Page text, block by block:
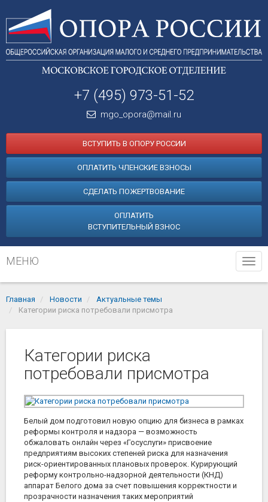
+7 (495) 973-51-52
mgo_opora@mail.ru
ВСТУПИТЬ В ОПОРУ РОССИИ
ОПЛАТИТЬ ЧЛЕНСКИЕ ВЗНОСЫ
СДЕЛАТЬ ПОЖЕРТВОВАНИЕ
ОПЛАТИТЬ
ВСТУПИТЕЛЬНЫЙ ВЗНОС
МЕНЮ
Главная Новости
Актуальные темы
Категории риска потребовали присмотра
Категории риска
потребовали присмотра
Белый дом подготовил новую опцию для бизнеса в рамках
реформы контроля и надзора — возможность
обжаловать онлайн через «Госуслуги» присвоение
предприятиям высоких степеней риска для назначения
риск-ориентированных плановых проверок. Курирующий
реформу контрольно-надзорной деятельности (КНД)
аппарат Белого дома за счет повышения корректности и
прозрачности назначения таких мероприятий